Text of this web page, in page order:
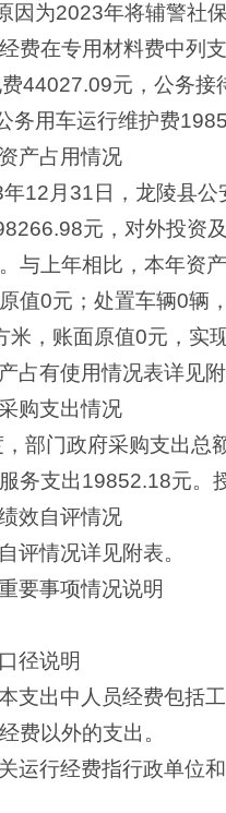
因为2023年将辅警社
费在专用材料费中列
44027.09元，公务
务用车运行维护费
产占用情况
12月31日，龙陵县
元，对外投资
与上年相比，本年资
值0元；处置车辆0辆
米，账面原值0元，实
产占有使用情况表详见
购支出情况
部门政府采购支出总
务支出19852.18元。
效自评情况
评情况详见附表。
要事项情况说明
径说明
本支出中人员经费包括
费以外的支出。
关运行经费指行政单位